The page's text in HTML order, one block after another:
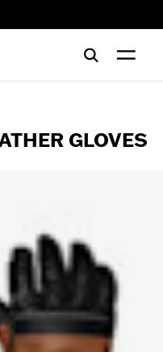
GLOVES